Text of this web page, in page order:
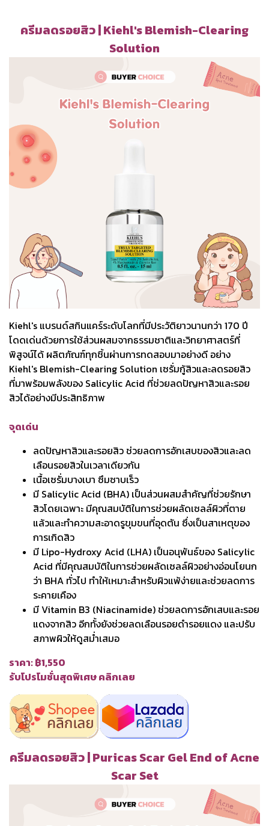
ครีมลดรอยสิว | Kiehl's Blemish-Clearing
Solution
Kiehl's แบรนด์สกินแคร์ระดับโลกที่มีประวัติยาวนานกว่า 170 ปี
โดดเด่นด้วยการใช้ส่วนผสมจากธรรมชาติและวิทยาศาสตร์ที่
พิสูจน์ได้ ผลิตภัณฑ์ทุกชิ้นผ่านการทดสอบมาอย่างดี อย่าง
Kiehl's Blemish-Clearing Solution เซรั่มกู้สิวและลดรอยสิว
ที่มาพร้อมพลังของ Salicylic Acid ที่ช่วยลดปัญหาสิวและรอย
สิวได้อย่างมีประสิทธิภาพ
จุดเด่น
ลดปัญหาสิวและรอยสิว ช่วยลดการอักเสบของสิวและลด
เลือนรอยสิวในเวลาเดียวกัน
เนื้อเซรั่มบางเบา ซึมซาบเร็ว
มี Salicylic Acid (BHA) เป็นส่วนผสมสำคัญที่ช่วยรักษา
สิวโดยเฉพาะ มีคุณสมบัติในการช่วยผลัดเซลล์ผิวที่ตาย
แล้วและทำความสะอาดรูขุมขนที่อุดตัน ซึ่งเป็นสาเหตุของ
การเกิดสิว
มี Lipo-Hydroxy Acid (LHA) เป็นอนุพันธ์ของ Salicylic
Acid ที่มีคุณสมบัติในการช่วยผลัดเซลล์ผิวอย่างอ่อนโยนก
ว่า BHA ทั่วไป ทำให้เหมาะสำหรับผิวแพ้ง่ายและช่วยลดการ
ระคายเคือง
มี Vitamin B3 (Niacinamide) ช่วยลดการอักเสบและรอย
แดงจากสิว อีกทั้งยังช่วยลดเลือนรอยดำรอยแดง และปรับ
สภาพผิวให้ดูสม่ำเสมอ
ราคา: ฿1,550
รับโปรโมชั่นสุดพิเศษ คลิกเลย
ครีมลดรอยสิว | Puricas Scar Gel End of Acne
Scar Set